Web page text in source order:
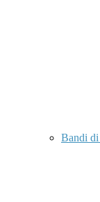
Bandi di